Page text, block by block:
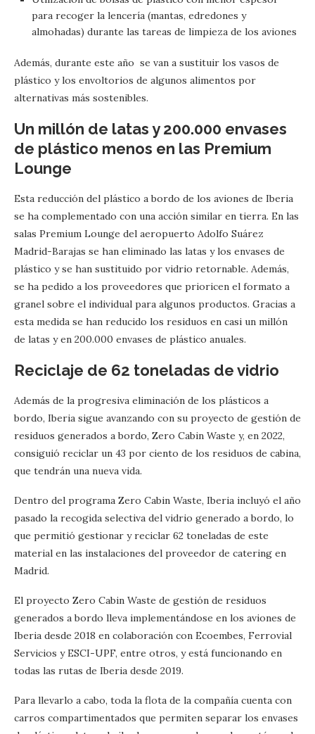
para recoger la lencería (mantas, edredones y
almohadas) durante las tareas de limpieza de los aviones
Además, durante este año se van a sustituir los vasos de
plástico y los envoltorios de algunos alimentos por
alternativas más sostenibles.
Un millón de latas y 200.000 envases
de plástico menos en las Premium
Lounge
Esta reducción del plástico a bordo de los aviones de Iberia
se ha complementado con una acción similar en tierra. En las
salas Premium Lounge del aeropuerto Adolfo Suárez
Madrid-Barajas se han eliminado las latas y los envases de
plástico y se han sustituido por vidrio retornable. Además,
se ha pedido a los proveedores que prioricen el formato a
granel sobre el individual para algunos productos. Gracias a
esta medida se han reducido los residuos en casi un millón
de latas y en 200.000 envases de plástico anuales.
Reciclaje de 62 toneladas de vidrio
Además de la progresiva eliminación de los plásticos a
bordo, Iberia sigue avanzando con su proyecto de gestión de
residuos generados a bordo, Zero Cabin Waste y, en 2022,
consiguió reciclar un 43 por ciento de los residuos de cabina,
que tendrán una nueva vida.
Dentro del programa Zero Cabin Waste, Iberia incluyó el año
pasado la recogida selectiva del vidrio generado a bordo, lo
que permitió gestionar y reciclar 62 toneladas de este
material en las instalaciones del proveedor de catering en
Madrid.
El proyecto Zero Cabin Waste de gestión de residuos
generados a bordo lleva implementándose en los aviones de
Iberia desde 2018 en colaboración con Ecoembes, Ferrovial
Servicios y ESCI-UPF, entre otros, y está funcionando en
todas las rutas de Iberia desde 2019.
Para llevarlo a cabo, toda la flota de la compañía cuenta con
carros compartimentados que permiten separar los envases